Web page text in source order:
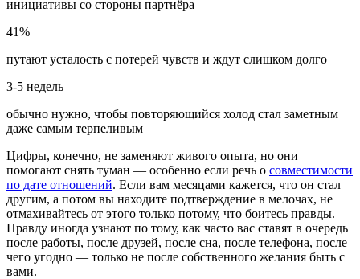
инициативы со стороны партнёра
41%
путают усталость с потерей чувств и ждут слишком долго
3-5 недель
обычно нужно, чтобы повторяющийся холод стал заметным
даже самым терпеливым
Цифры, конечно, не заменяют живого опыта, но они
помогают снять туман — особенно если речь о совместимости
по дате отношений. Если вам месяцами кажется, что он стал
другим, а потом вы находите подтверждение в мелочах, не
отмахивайтесь от этого только потому, что боитесь правды.
Правду иногда узнают по тому, как часто вас ставят в очередь
после работы, после друзей, после сна, после телефона, после
чего угодно — только не после собственного желания быть с
вами.